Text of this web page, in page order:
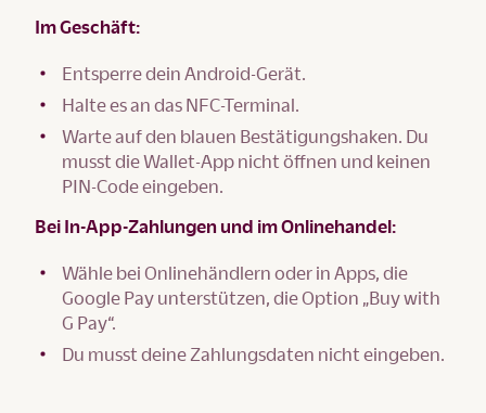
Im Geschäft:
Entsperre dein Android-Gerät.
Halte es an das NFC-Terminal.
Warte auf den blauen Bestätigungshaken. Du
musst die Wallet-App nicht öffnen und keinen
PIN-Code eingeben.
Bei In-App-Zahlungen und im Onlinehandel:
Wähle bei Onlinehändlern oder in Apps, die
Google Pay unterstützen, die Option „Buy with
G Pay“.
Du musst deine Zahlungsdaten nicht eingeben.